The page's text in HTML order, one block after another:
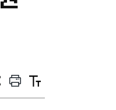
프
트
텍
트